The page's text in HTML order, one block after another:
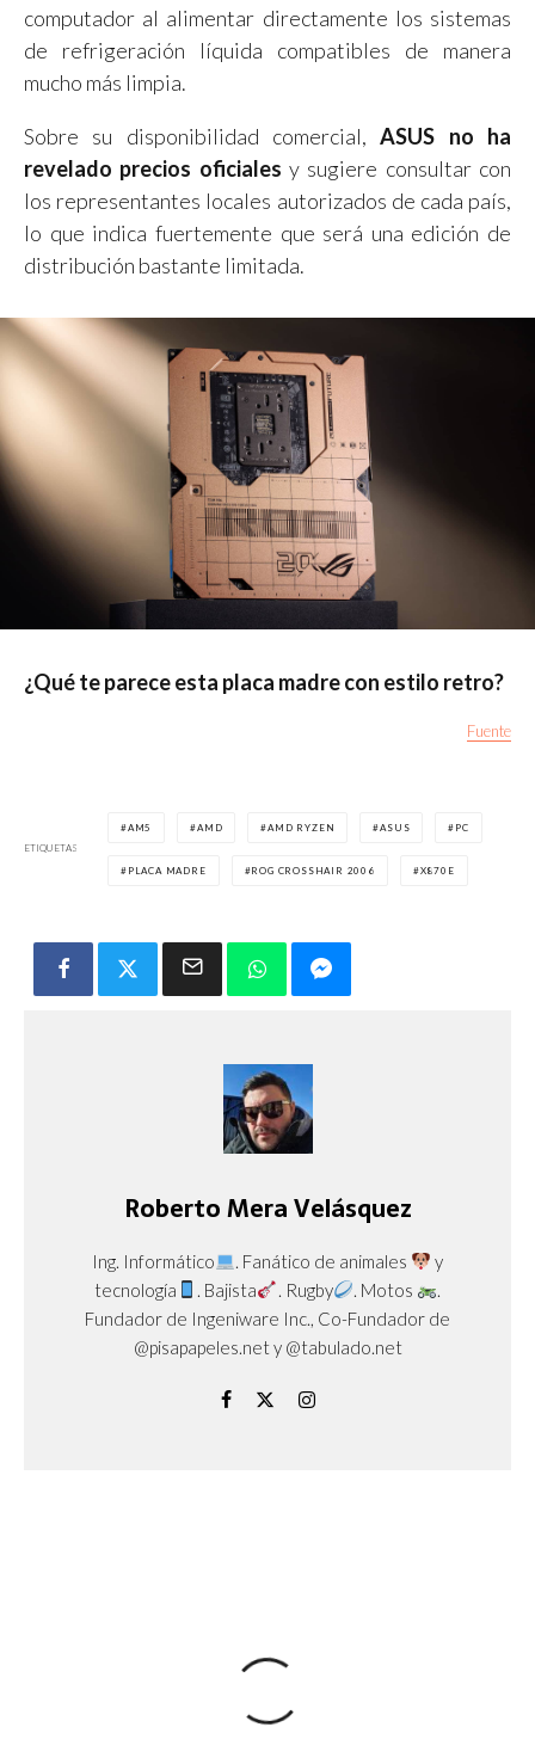
computador al alimentar directamente los sistemas
de refrigeración líquida compatibles de manera
mucho más limpia.
Sobre su disponibilidad comercial,ASUS no ha
revelado precios oficiales y sugiere consultar con
los representantes locales autorizados de cada país,
lo que indica fuertemente que será una edición de
distribución bastante limitada.
¿Qué te parece esta placa madre con estilo retro?
Fuente
ETIQUETAS
AM5 AMD AMD RYZEN ASUS PC
PLACA MADRE ROG CROSSHAIR 2006 X870E
Roberto Mera Velásquez
Ing. Informático . Fanático de animales
y
tecnología
. Bajista . Rugby . Motos
.
Fundador de Ingeniware Inc., Co-Fundador de
@pisapapeles.net y @tabulado.net